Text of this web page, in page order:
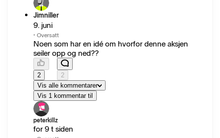
Jimniller
9. juni
· Oversatt
Noen som har en idé om hvorfor denne aksjen
seiler opp og ned??
2
2
Vis alle kommentarer
Vis 1 kommentar til
peterkillz
for 9 t siden